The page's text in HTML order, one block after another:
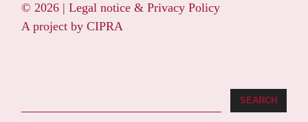
© 2026 |Legal notice & Privacy Policy
A project byCIPRA
SEARCH